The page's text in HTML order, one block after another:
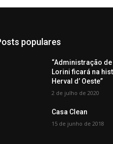
populares
“Administração
Lorini ficará na
Herval d’ Oeste”
2 de julho de 2020
Casa Clean
15 de junho de 2018